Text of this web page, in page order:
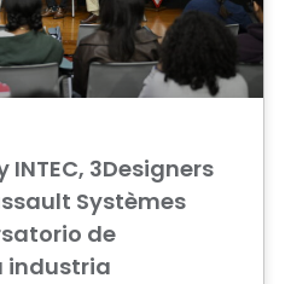
3Designers
Systèmes
de
industria